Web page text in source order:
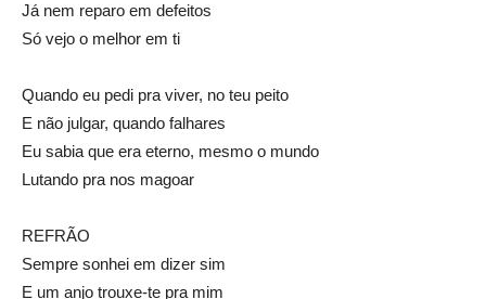
Já nem reparo em defeitos
Só vejo o melhor em ti
Quando eu pedi pra viver, no teu peito
E não julgar, quando falhares
Eu sabia que era eterno, mesmo o mundo
Lutando pra nos magoar
REFRÃO
Sempre sonhei em dizer sim
E um anjo trouxe-te pra mim